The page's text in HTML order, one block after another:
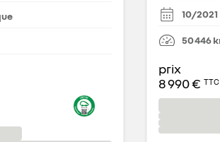
10/2021
50 446
prix
8 990 € TTC